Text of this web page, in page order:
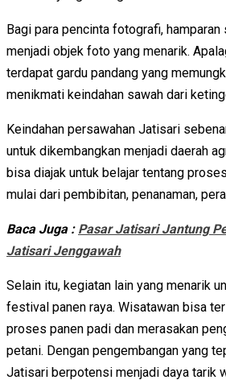
Bagi para pencinta fotografi,
menjadi objek foto yang menarik.
terdapat gardu pandang yang
menikmati keindahan sawah dari
Keindahan persawahan Jatisari
untuk dikembangkan menjadi daerah
bisa diajak untuk belajar tentang
mulai dari pembibitan, penanaman,
Baca Juga : Pasar Jatisari Jantung
Jatisari Jenggawah
Selain itu, kegiatan lain yang menarik
festival panen raya. Wisatawan bisa
proses panen padi dan merasakan
petani. Dengan pengembangan yang
Jatisari berpotensi menjadi daya tarik